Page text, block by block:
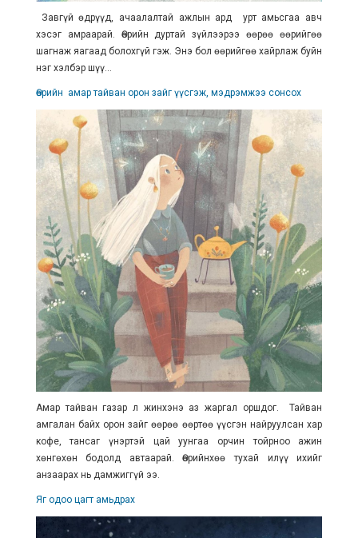
Завгүй өдрүүд, ачаалалтай ажлын ард урт амьсгаа авч
хэсэг амраарай. Өөрийн дуртай зүйлээрээ өөрөө өөрийгөө
шагнаж яагаад болохгүй гэж. Энэ бол өөрийгөө хайрлаж буйн
нэг хэлбэр шүү...
Өөрийн амар тайван орон зайг үүсгэж, мэдрэмжээ сонсох
Амар тайван газар л жинхэнэ аз жаргал оршдог. Тайван
амгалан байх орон зайг өөрөө өөртөө үүсгэн найруулсан хар
кофе, тансаг үнэртэй цай уунгаа орчин тойрноо ажин
хөнгөхөн бодолд автаарай. Өөрийнхөө тухай илүү ихийг
анзаарах нь дамжиггүй ээ.
Яг одоо цагт амьдрах